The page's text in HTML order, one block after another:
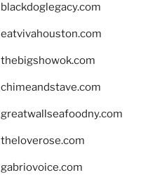
blackdoglegacy.com
eatvivahouston.com
thebigshowok.com
chimeandstave.com
greatwallseafoodny.com
theloverose.com
gabriovoice.com